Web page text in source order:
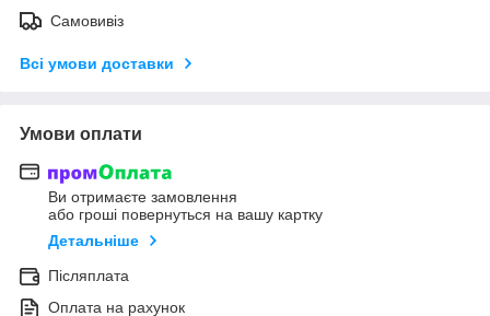
Самовивіз
Всі умови доставки
Умови оплати
Ви отримаєте замовлення
або гроші повернуться на вашу картку
Детальніше
Післяплата
Оплата на рахунок